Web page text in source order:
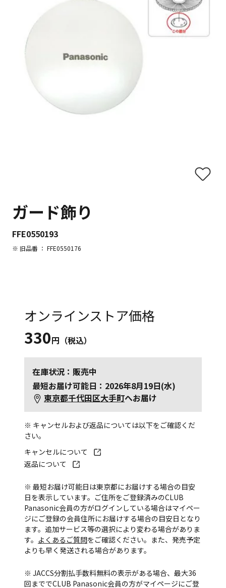
ガード飾り
FFE0550193
※ 旧品番 ： FFE0550176
オンラインストア価格
330円（税込）
在庫状況：販売中
最短お届け可能日：2026年8月19日(水)
東京都千代田区大手町へお届け
※ キャンセルおよび返品については以下をご確認くだ
さい。
キャンセルについて
返品について
※ 最短お届け可能日は東京都にお届けする場合の目安
日を表示しています。ご住所をご登録済みのCLUB
Panasonic会員の方がログインしている場合はマイペー
ジにご登録の会員住所にお届けする場合の目安日となり
ます。追加サービス等の選択により変わる場合がありま
す。 よくあるご質問をご確認ください。また、発売予定
よりも早く発送される場合があります。
※ JACCS分割払手数料無料の表示がある場合、最大36
回まででCLUB Panasonic会員の方がマイページにご登